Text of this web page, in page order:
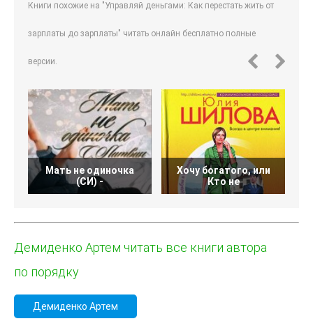
Книги похожие на "Управляй деньгами: Как перестать жить от
зарплаты до зарплаты" читать онлайн бесплатно полные
версии.
Мать не одиночка
(СИ) -
Хочу богатого, или
Кто не
Демиденко Артем читать все книги автора
по порядку
Демиденко Артем